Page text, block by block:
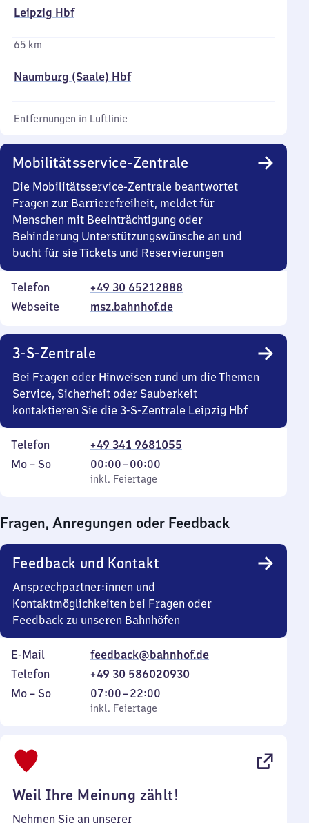
Leipzig Hbf
65 km
Naumburg (Saale) Hbf
Entfernungen in Luftlinie
Mobilitätsservice-Zentrale
Die Mobilitätsservice-Zentrale beantwortet
Fragen zur Barrierefreiheit, meldet für
Menschen mit Beeinträchtigung oder
Behinderung Unterstützungswünsche an und
bucht für sie Tickets und Reservierungen
Telefon
+49 30 65212888
Webseite
msz.bahnhof.de
3-S-Zentrale
Bei Fragen oder Hinweisen rund um die Themen
Service, Sicherheit oder Sauberkeit
kontaktieren Sie die 3-S-Zentrale Leipzig Hbf
Telefon
+49 341 9681055
Montag
Mo – So,
inkl. Feiertage
00:00–00:00
Von
0
0
Uhr
inkl. Feiertage
Fragen, Anregungen oder Feedback
Feedback und Kontakt
Ansprechpartner:innen und
Kontaktmöglichkeiten bei Fragen oder
Feedback zu unseren Bahnhöfen
E-Mail
feedback@bahnhof.de
Telefon
+49 30 586020930
Montag
Mo – So,
inkl. Feiertage
07:00–22:00
Von
7
inkl. Feiertage
Weil Ihre Meinung zählt!
Nehmen Sie an unserer